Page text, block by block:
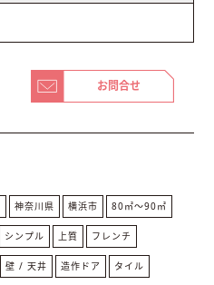
お問合せ
神奈川県 横浜市 80㎡〜90㎡
シンプル 上質 フレンチ
壁 / 天井 造作ドア タイル